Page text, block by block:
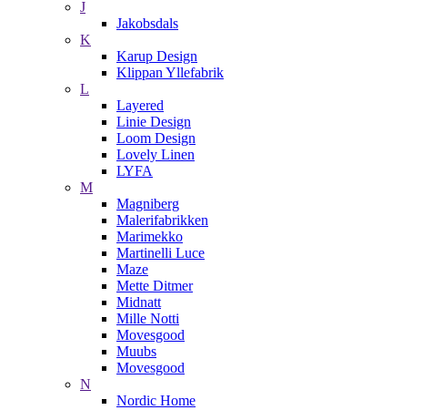
J
Jakobsdals
K
Karup Design
Klippan Yllefabrik
L
Layered
Linie Design
Loom Design
Lovely Linen
LYFA
M
Magniberg
Malerifabrikken
Marimekko
Martinelli Luce
Maze
Mette Ditmer
Midnatt
Mille Notti
Movesgood
Muubs
Movesgood
N
Nordic Home